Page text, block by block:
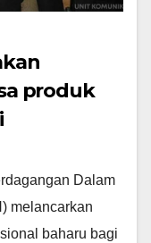
produk
Dalam
melancarkan
baharu bagi